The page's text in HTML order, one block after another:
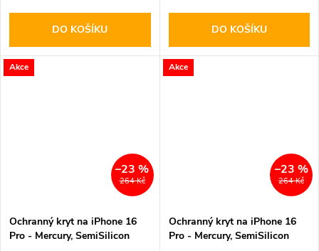
DO KOŠÍKU DO KOŠÍKU
Akce
264 Kč
–23 %
Ochranný kryt na iPhone 16
Pro - Mercury, SemiSilicon
Akce
264 Kč
–23 %
Ochranný kryt na iPhone 16
Pro - Mercury, SemiSilicon